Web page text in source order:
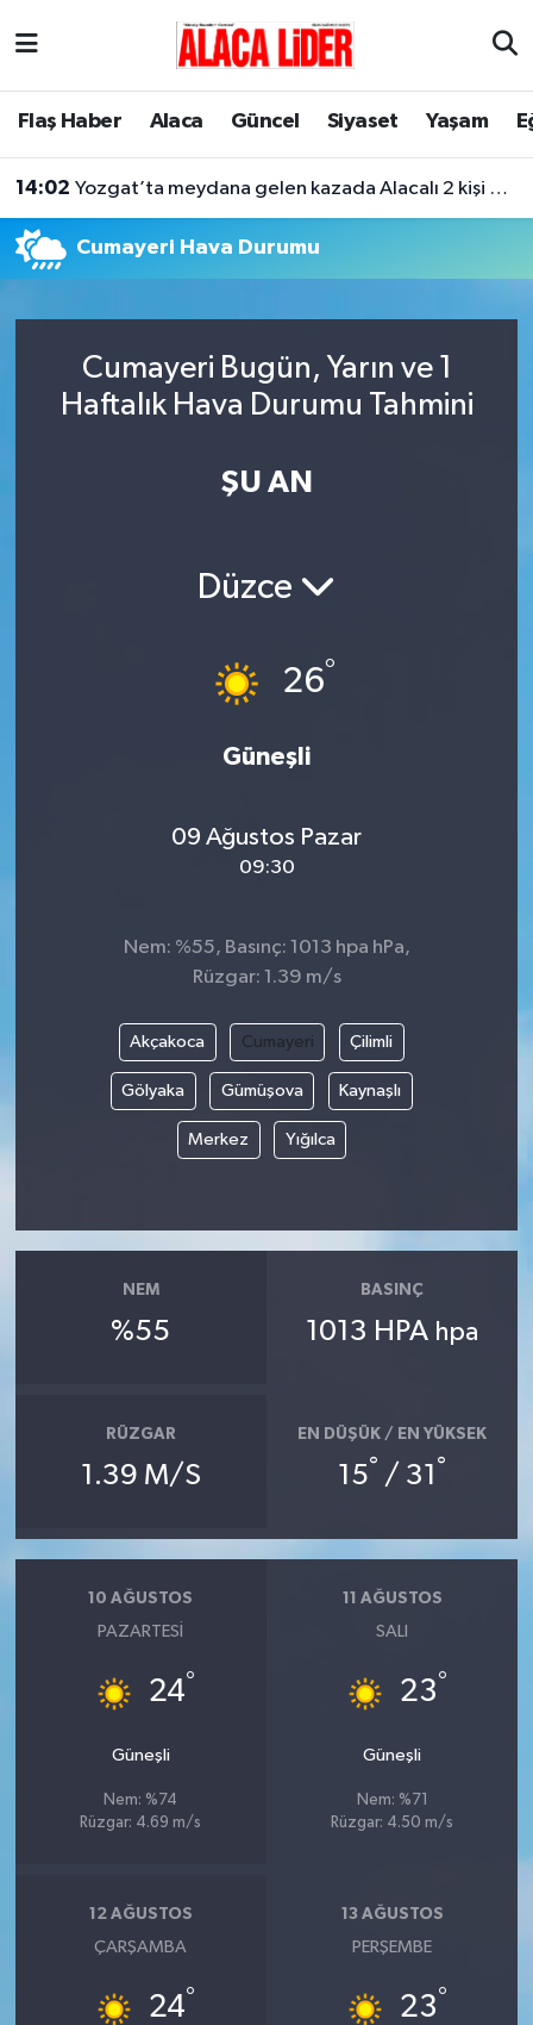
Flaş Haber Alaca Güncel Siyaset Yaşam
14:02 Yozgat’ta meydana gelen kazada Alacalı 2 kişi hayatını kaybetti
Cumayeri Hava Durumu
Cumayeri Bugün, Yarın ve 1
Haftalık Hava Durumu Tahmini
ŞU AN
Düzce
26°
Güneşli
09 Ağustos Pazar
09:30
Nem: %55, Basınç: 1013 hpa hPa,
Rüzgar: 1.39 m/s
Akçakoca Cumayeri Çilimli
Gölyaka Gümüşova Kaynaşlı
Merkez Yığılca
NEM
%55
BASINÇ
1013 HPA hpa
RÜZGAR
1.39 M/S
EN DÜŞÜK / EN YÜKSEK
15° / 31 °
10 AĞUSTOS
PAZARTESI
24°
Güneşli
Nem: %74
Rüzgar: 4.69 m/s
11 AĞUSTOS
SALI
23°
Güneşli
Nem: %71
Rüzgar: 4.50 m/s
12 AĞUSTOS
ÇARŞAMBA
24°
13 AĞUSTOS
PERŞEMBE
23°
Çorum Nöbetçi Eczaneler
Tüm Manşetler